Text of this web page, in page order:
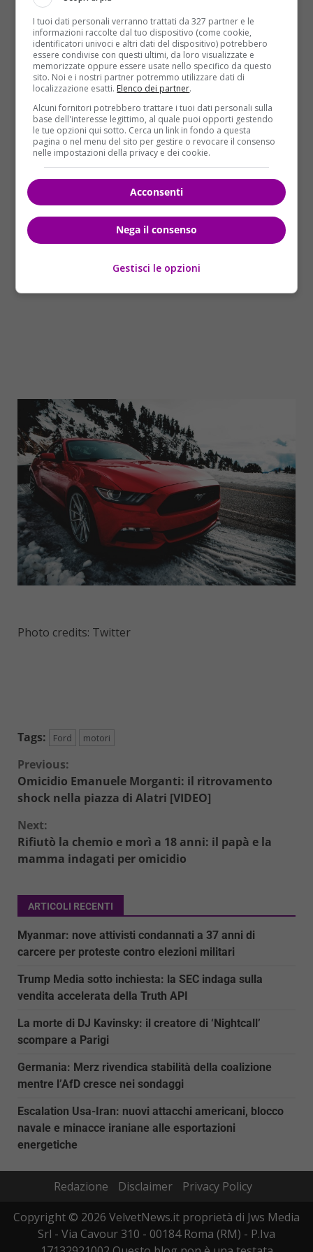
Mustang ha dominato le classifiche delle vendite di
vetture sportive nei mercati di tutta Europa – ha
dichiaratoRoelant de Waard, vice president,
marketing, sales & service di Ford Europa – I clienti
europei continuano a ricoprire un ruolo significativo
nel successo globale di Ford Mustang. La popolarità
dell’iconica ‘muscle car’ è trasversale e non mostra
alcun segno di flessione: nel primo trimestre 2017,
infatti, abbiamo già venduto in Europa oltre 3.600
Mustang”.
Photo credits: Twitter
Tags: Ford motori
Continue
Reading
Previous:
Omicidio Emanuele Morganti: il ritrovamento
shock nella piazza di Alatri [VIDEO]
Next:
Rifiutò la chemio e morì a 18 anni: il papà e la
mamma indagati per omicidio
ARTICOLI RECENTI
Myanmar: nove attivisti condannati a 37 anni di
carcere per proteste contro elezioni militari
Trump Media sotto inchiesta: la SEC indaga sulla
vendita accelerata della Truth API
La morte di DJ Kavinsky: il creatore di ‘Nightcall’
scompare a Parigi
Germania: Merz rivendica stabilità della coalizione
mentre l’AfD cresce nei sondaggi
Escalation Usa-Iran: nuovi attacchi americani, blocco
navale e minacce iraniane alle esportazioni
energetiche
Redazione Disclaimer
Privacy Policy
Copyright © 2026 VelvetNews.it proprietà di Jws Media
Srl - Via Cavour 310 - 00184 Roma (RM) - P.Iva
I tuoi dati personali verranno trattati da 327 partner e le
informazioni raccolte dal tuo dispositivo (come cookie,
identificatori univoci e altri dati del dispositivo) potrebbero
essere condivise con questi ultimi, da loro visualizzate e
memorizzate oppure essere usate nello specifico da questo
sito. Noi e i nostri partner potremmo utilizzare dati di
localizzazione esatti. Elenco dei partner.
Alcuni fornitori potrebbero trattare i tuoi dati personali sulla
base dell'interesse legittimo, al quale puoi opporti gestendo
le tue opzioni qui sotto. Cerca un link in fondo a questa
pagina o nel menu del sito per gestire o revocare il consenso
nelle impostazioni della privacy e dei cookie.
Acconsenti
Nega il consenso
Gestisci le opzioni